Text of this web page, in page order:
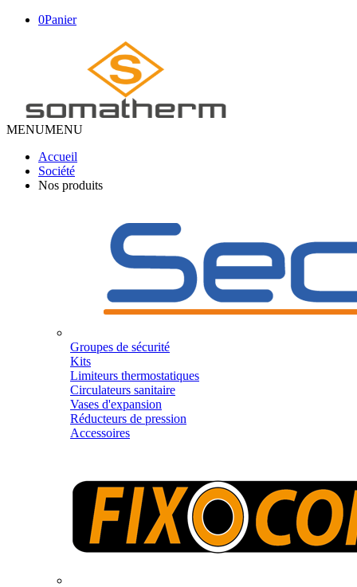
0Panier
MENUMENU
Accueil
Société
Nos produits
Groupes de sécurité
Kits
Limiteurs thermostatiques
Circulateurs sanitaire
Vases d'expansion
Réducteurs de pression
Accessoires